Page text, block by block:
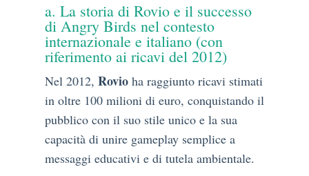
a. La storia di Rovio e il successo
di Angry Birds nel contesto
internazionale e italiano (con
riferimento ai ricavi del 2012)
Nel 2012, Rovioha raggiunto ricavi stimati
in oltre 100 milioni di euro, conquistando il
pubblico con il suo stile unico e la sua
capacità di unire gameplay semplice a
messaggi educativi e di tutela ambientale.